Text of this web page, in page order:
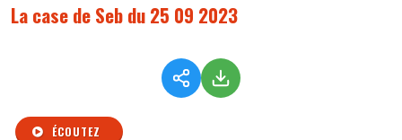
La case de Seb du 25 09 2023
ÉCOUTEZ